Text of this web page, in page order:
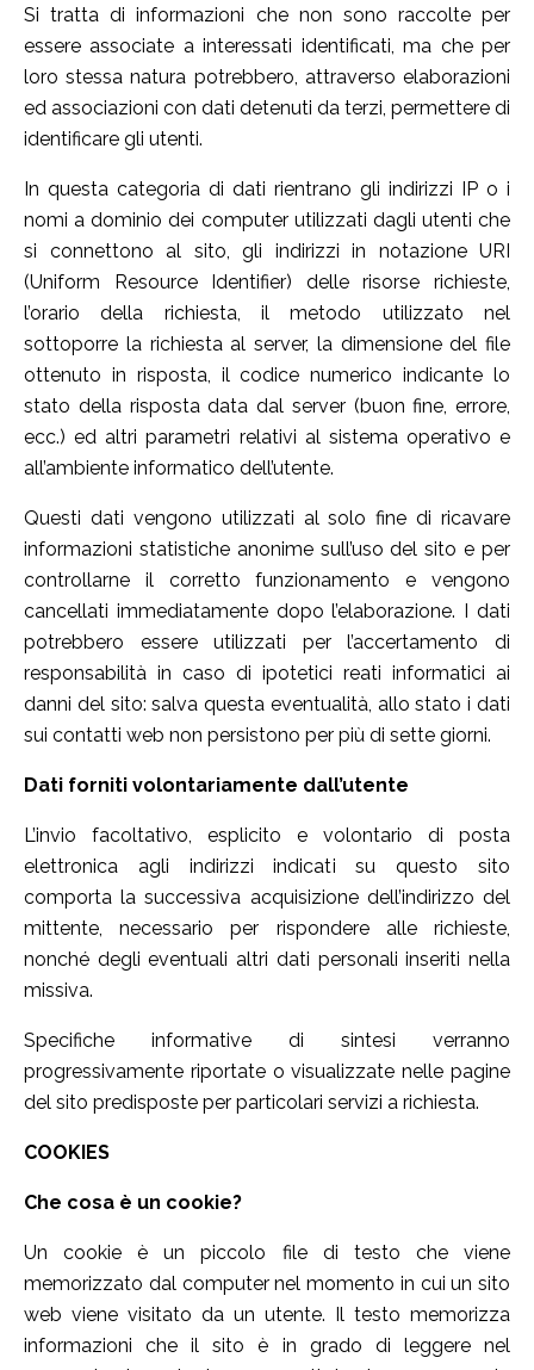
Si tratta di informazioni che non sono raccolte per
essere associate a interessati identificati, ma che per
loro stessa natura potrebbero, attraverso elaborazioni
ed associazioni con dati detenuti da terzi, permettere di
identificare gli utenti.
In questa categoria di dati rientrano gli indirizzi IP o i
nomi a dominio dei computer utilizzati dagli utenti che
si connettono al sito, gli indirizzi in notazione URI
(Uniform Resource Identifier) delle risorse richieste,
l’orario della richiesta, il metodo utilizzato nel
sottoporre la richiesta al server, la dimensione del file
ottenuto in risposta, il codice numerico indicante lo
stato della risposta data dal server (buon fine, errore,
ecc.) ed altri parametri relativi al sistema operativo e
all’ambiente informatico dell’utente.
Questi dati vengono utilizzati al solo fine di ricavare
informazioni statistiche anonime sull’uso del sito e per
controllarne il corretto funzionamento e vengono
cancellati immediatamente dopo l’elaborazione. I dati
potrebbero essere utilizzati per l’accertamento di
responsabilità in caso di ipotetici reati informatici ai
danni del sito: salva questa eventualità, allo stato i dati
sui contatti web non persistono per più di sette giorni.
Dati forniti volontariamente dall’utente
L’invio facoltativo, esplicito e volontario di posta
elettronica agli indirizzi indicati su questo sito
comporta la successiva acquisizione dell’indirizzo del
mittente, necessario per rispondere alle richieste,
nonché degli eventuali altri dati personali inseriti nella
missiva.
Specifiche informative di sintesi verranno
progressivamente riportate o visualizzate nelle pagine
del sito predisposte per particolari servizi a richiesta.
COOKIES
Che cosa è un cookie?
Un cookie è un piccolo file di testo che viene
memorizzato dal computer nel momento in cui un sito
web viene visitato da un utente. Il testo memorizza
informazioni che il sito è in grado di leggere nel